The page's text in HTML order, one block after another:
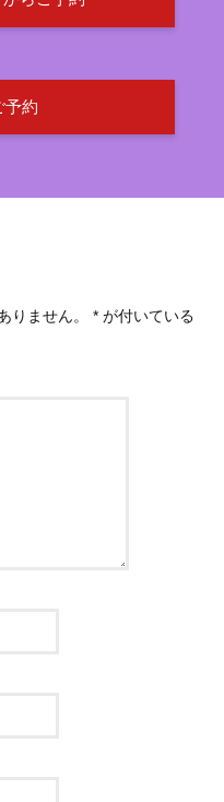
予約
りません。 * が付いている